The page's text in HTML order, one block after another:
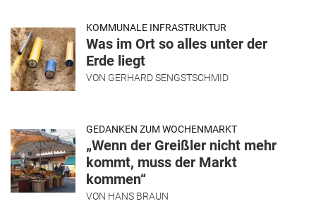
KOMMUNALE INFRASTRUKTUR
Was im Ort so alles unter der
Erde liegt
VON GERHARD SENGSTSCHMID
GEDANKEN ZUM WOCHENMARKT
„Wenn der Greißler nicht mehr
kommt, muss der Markt
kommen“
VON HANS BRAUN